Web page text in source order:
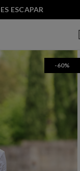
ESCAPAR
-60%